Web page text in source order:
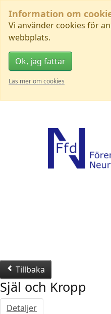
Information om
Vi använder cookies för
webbplats.
Ok, jag fattar
Läs mer om cookies
Tillbaka
Själ och Kropp
Detaljer